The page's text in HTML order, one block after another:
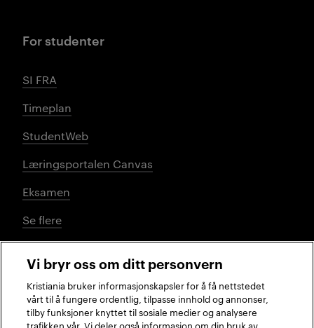
For studenter
SI FRA
Timeplan
StudentWeb
Læringsportalen Canvas
Eksamen
Se flere
Sosiale medier
Vi bryr oss om ditt personvern
Kristiania bruker informasjonskapsler for å få nettstedet
vårt til å fungere ordentlig, tilpasse innhold og annonser,
tilby funksjoner knyttet til sosiale medier og analysere
trafikken vår. Vi deler også informasjon om din bruk av